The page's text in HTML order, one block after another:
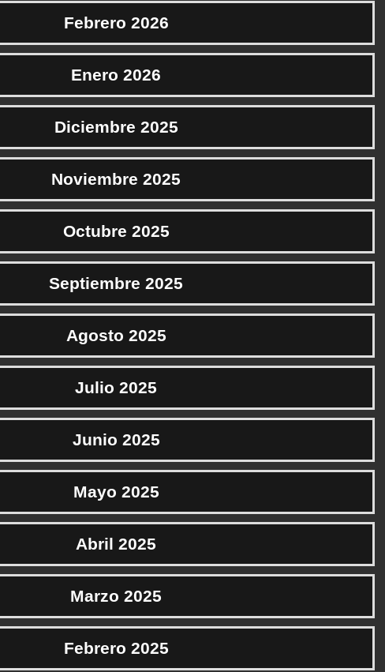
Febrero 2026
Enero 2026
Diciembre 2025
Noviembre 2025
Octubre 2025
Septiembre 2025
Agosto 2025
Julio 2025
Junio 2025
Mayo 2025
Abril 2025
Marzo 2025
Febrero 2025